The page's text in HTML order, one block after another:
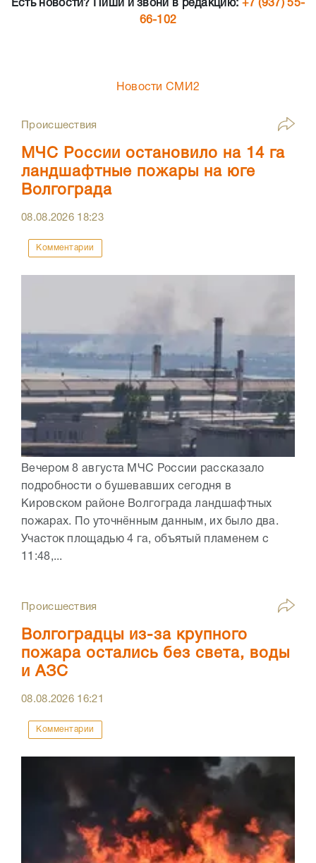
Есть новости? Пиши и звони в редакцию: +7 (937) 55-
66-102
Новости СМИ2
Происшествия
МЧС России остановило на 14 га
ландшафтные пожары на юге
Волгограда
08.08.2026 18:23
Комментарии
Вечером 8 августа МЧС России рассказало
подробности о бушевавших сегодня в
Кировском районе Волгограда ландшафтных
пожарах. По уточнённым данным, их было два.
Участок площадью 4 га, объятый пламенем с
11:48,...
Происшествия
Волгоградцы из-за крупного
пожара остались без света, воды
и АЗС
08.08.2026 16:21
Комментарии